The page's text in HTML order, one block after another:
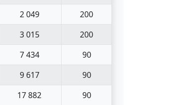
2 049
200
3 015
200
7 434
90
9 617
90
17 882 90